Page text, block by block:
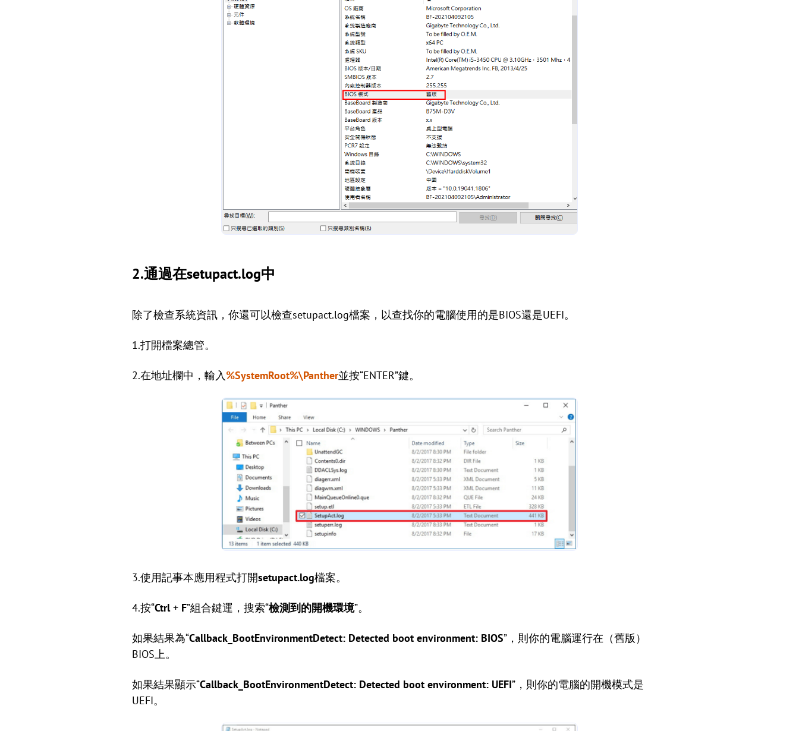
2.通過在setupact.log中
除了檢查系統資訊，你還可以檢查setupact.log檔案，以查找你的電腦使用的是BIOS還是UEFI。
1.打開檔案總管。
2.在地址欄中，輸入%SystemRoot%\Panther並按“ENTER”鍵。
3.使用記事本應用程式打開setupact.log檔案。
4.按“Ctrl+ F”組合鍵運，搜索“檢測到的開機環境”。
如果結果為“Callback_BootEnvironmentDetect: Detected boot environment: BIOS”，則你的電腦運行在（舊版）
BIOS上。
如果結果顯示“Callback_BootEnvironmentDetect: Detected boot environment: UEFI”，則你的電腦的開機模式是
UEFI。